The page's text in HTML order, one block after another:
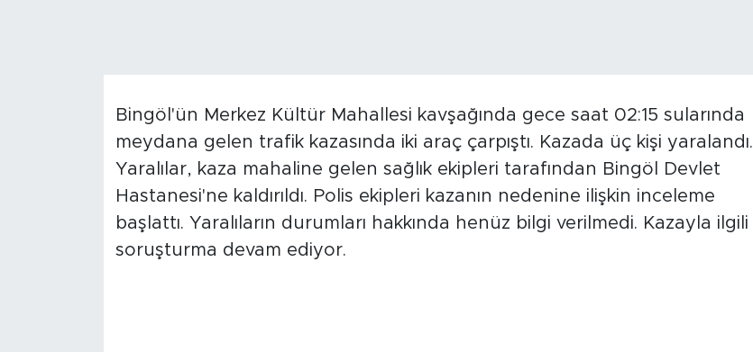
Bingöl'ün Merkez Kültür Mahallesi kavşağında gece saat 02:15 sularında
meydana gelen trafik kazasında iki araç çarpıştı. Kazada üç kişi yaralandı.
Yaralılar, kaza mahaline gelen sağlık ekipleri tarafından Bingöl Devlet
Hastanesi'ne kaldırıldı. Polis ekipleri kazanın nedenine ilişkin inceleme
başlattı. Yaralıların durumları hakkında henüz bilgi verilmedi. Kazayla ilgili
soruşturma devam ediyor.
Hava Durumu
Bingöl Kaza Haberleri